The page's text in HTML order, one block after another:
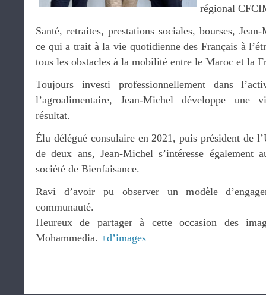
régional
Santé, retraites, prestations sociales, bourses,
ce qui a trait à la vie quotidienne des Français à
tous les obstacles à la mobilité entre le Maroc et la
Toujours investi professionnellement dans
l’agroalimentaire, Jean-Michel développe une
résultat.
Élu délégué consulaire en 2021, puis président de
de deux ans, Jean-Michel s’intéresse également
société de Bienfaisance.
Ravi d’avoir pu observer un modèle
communauté.
Heureux de partager à cette occasion des
Mohammedia. +d’images